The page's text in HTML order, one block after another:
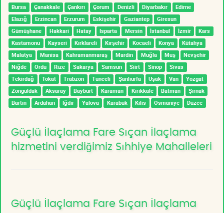
Bursa Çanakkale Çankırı Çorum Denizli Diyarbakır
Edirne
Elazığ
Erzincan Erzurum Eskişehir Gaziantep
Giresun
Gümüşhane
Hakkari Hatay Isparta Mersin İstanbul İzmir
Kars
Kastamonu
Kayseri Kırklareli Kırşehir Kocaeli Konya
Kütahya
Malatya
Manisa Kahramanmaraş Mardin Muğla Muş
Nevşehir
Niğde
Ordu Rize Sakarya Samsun Siirt Sinop
Sivas
Tekirdağ
Tokat Trabzon Tunceli Şanlıurfa Uşak Van
Yozgat
Zonguldak
Aksaray Bayburt Karaman Kırıkkale Batman
Şırnak
Bartın
Ardahan Iğdır Yalova Karabük Kilis Osmaniye Düzce
Güçlü İlaçlama Fare Sıçan İlaçlama
hizmetini verdiğimiz Sıhhiye Mahalleleri
Güçlü İlaçlama Fare Sıçan İlaçlama